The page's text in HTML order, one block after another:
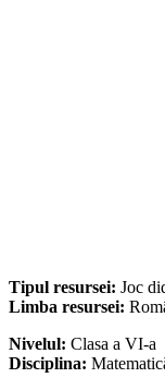
Tipul resursei: Joc
Limba resursei:
Nivelul: Clasa a VI-a
Disciplina: